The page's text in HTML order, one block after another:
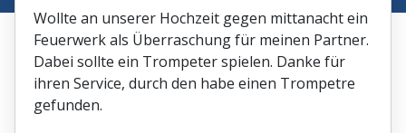
Wollte an unserer Hochzeit gegen mittanacht ein
Feuerwerk als Überraschung für meinen Partner.
Dabei sollte ein Trompeter spielen. Danke für
ihren Service, durch den habe einen Trompetre
gefunden.